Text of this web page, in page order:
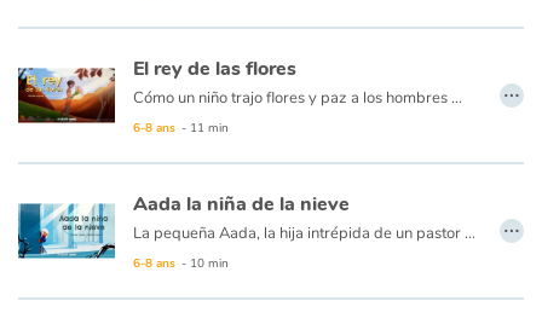
El rey de las flores
Cómo un niño trajo flores y paz a los hombres ...
6-8 ans - 11 min
…
Aada la niña de la nieve
La pequeña Aada, la hija intrépida de un pastor de renos, vive en una aldea a orillas de un gran lago helado en Laponia. Un día, la niña ve un extraño movimiento cerca a la orilla, y, desafiando la prohibición de su padre, inclina su cabeza sobre el agua...
6-8 ans - 10 min
…